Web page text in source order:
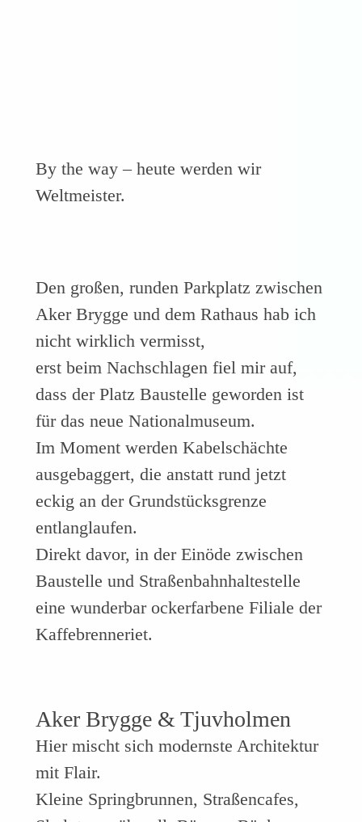
By the way – heute werden wir
Weltmeister.
Den großen, runden Parkplatz zwischen
Aker Brygge und dem Rathaus hab ich
nicht wirklich vermisst,
erst beim Nachschlagen fiel mir auf,
dass der Platz Baustelle geworden ist
für das neue Nationalmuseum.
Im Moment werden Kabelschächte
ausgebaggert, die anstatt rund jetzt
eckig an der Grundstücksgrenze
entlanglaufen.
Direkt davor, in der Einöde zwischen
Baustelle und Straßenbahnhaltestelle
eine wunderbar ockerfarbene Filiale der
Kaffebrenneriet.
Aker Brygge & Tjuvholmen
Hier mischt sich modernste Architektur
mit Flair.
Kleine Springbrunnen, Straßencafes,